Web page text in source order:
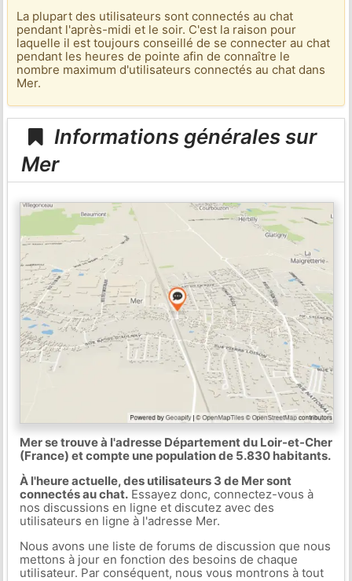
La plupart des utilisateurs sont connectés au chat
pendant l'après-midi et le soir. C'est la raison pour
laquelle il est toujours conseillé de se connecter au chat
pendant les heures de pointe afin de connaître le
nombre maximum d'utilisateurs connectés au chat dans
Mer.
Informations générales sur
Mer
Mer se trouve à l'adresse Département du Loir-et-Cher
(France) et compte une population de 5.830 habitants.
À l'heure actuelle, des utilisateurs 3 de Mer sont
connectés au chat.Essayez donc, connectez-vous à
nos discussions en ligne et discutez avec des
utilisateurs en ligne à l'adresse Mer.
Nous avons une liste de forums de discussion que nous
mettons à jour en fonction des besoins de chaque
utilisateur. Par conséquent, nous vous montrons à tout